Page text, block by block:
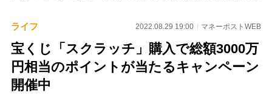
ライフ 2022.08.29 19:00 マネーポストWEB
宝くじ「スクラッチ」購入で総額3000万
円相当のポイントが当たるキャンペーン
開催中